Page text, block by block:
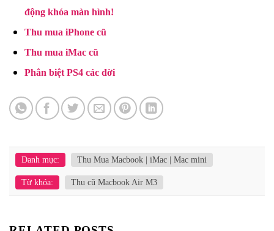
động khóa màn hình!
Thu mua iPhone cũ
Thu mua iMac cũ
Phân biệt PS4 các đời
Danh mục: Thu Mua Macbook | iMac | Mac mini
Từ khóa: Thu cũ Macbook Air M3